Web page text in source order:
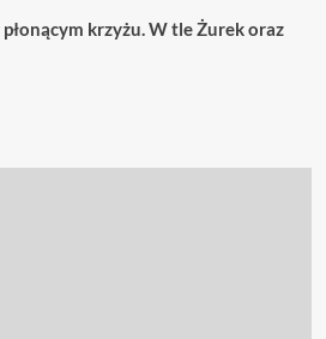
krzyżu. W tle Żurek oraz